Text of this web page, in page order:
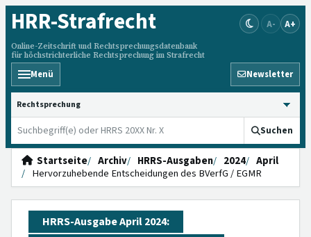
HRR-Strafrecht
Online-Zeitschrift und Rechtsprechungsdatenbank
für höchstrichterliche Rechtsprechung im Strafrecht
A- A+
Menü Newsletter
HRRS durchsuchen
Suchen
Startseite Archiv HRRS-Ausgaben 2024
April
Hervorzuhebende Entscheidungen des BVerfG / EGMR
HRRS-Ausgabe April 2024: